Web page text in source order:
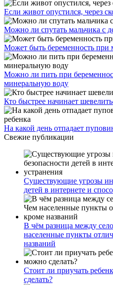
Если живот опустился, через
Можно ли спутать мальчика с
Может быть беременность
Можно ли пить при
минеральную воду
Кто быстрее начинает
На какой день отпадает
Свежие публикации
Существующие угрозы
детей в интернете и
В чём разница между
населенные пункты
названий
Стоит ли приучать
сделать?